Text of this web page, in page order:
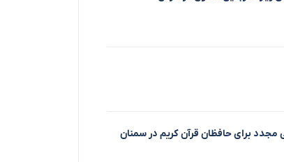
مجدد برای حافظان قرآن کریم در سمنان